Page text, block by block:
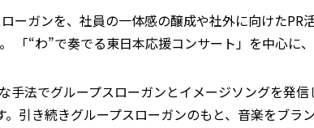
ーガンを、社員の一体感の醸成や社外に向けた
「“わ”で奏でる東日本応援コンサート」を中心に
手法でグループスローガンとイメージソングを発
。引き続きグループスローガンのもと、音楽をブラ